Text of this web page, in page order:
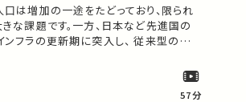
は増加の一途をたどっており、限られ
な課題です。一方、日本など先進国の
フラの更新期に突入し、 従来型の大規
まれています。このような社会情勢
り残さない水供給」をどう実現するの
57分